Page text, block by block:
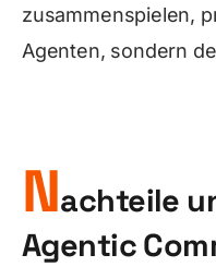
zusammenspielen,
Agenten, sondern
Nachteile
Agentic